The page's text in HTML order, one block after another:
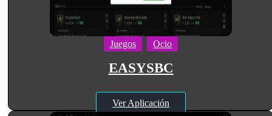
Juegos Ocio
EASYSBC
Ver Aplicación